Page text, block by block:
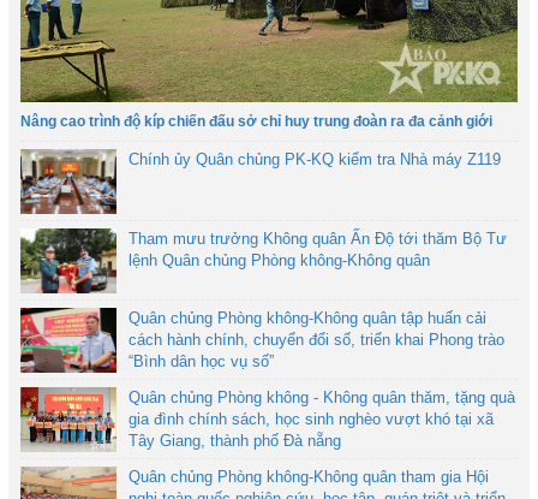
Nâng cao trình độ kíp chiến đấu sở chỉ huy trung đoàn ra đa cảnh giới
Chính ủy Quân chủng PK-KQ kiểm tra Nhà máy Z119
Tham mưu trưởng Không quân Ấn Độ tới thăm Bộ Tư
lệnh Quân chủng Phòng không-Không quân
Quân chủng Phòng không-Không quân tập huấn cải
cách hành chính, chuyển đổi số, triển khai Phong trào
“Bình dân học vụ số”
Quân chủng Phòng không - Không quân thăm, tặng quà
gia đình chính sách, học sinh nghèo vượt khó tại xã
Tây Giang, thành phố Đà nẵng
Quân chủng Phòng không-Không quân tham gia Hội